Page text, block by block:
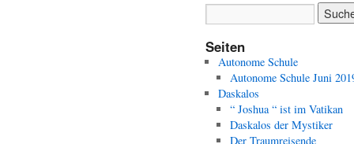
Seiten
Autonome Schule
Autonome Schule Juni
Daskalos
“ Joshua “ ist im Vatikan
Daskalos der Mystiker
Der Traumreisende